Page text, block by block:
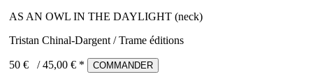
AS AN OWL IN THE DAYLIGHT (neck)
Tristan Chinal-Dargent / Trame éditions
50 € /45,00 € * COMMANDER